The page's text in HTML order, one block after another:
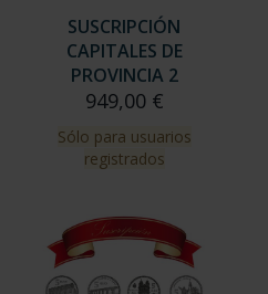
SUSCRIPCIÓN
CAPITALES DE
PROVINCIA 2
949,00 €
Sólo para usuarios
registrados